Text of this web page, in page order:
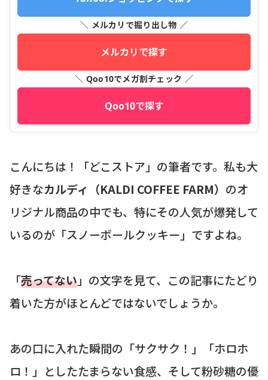
＼ メルカリで掘り出し物 ／
メルカリで探す
＼ Qoo10でメガ割チェック ／
Qoo10で探す
こんにちは！「どこストア」の筆者です。私も大
好きなカルディ（KALDI COFFEE FARM） のオ
リジナル商品の中でも、特にその人気が爆発して
いるのが「スノーボールクッキー」ですよね。
「売ってない」の文字を見て、この記事にたどり
着いた方がほとんどではないでしょうか。
あの口に入れた瞬間の「サクサク！」「ホロホ
ロ！」としたたまらない食感、そして粉砂糖の優